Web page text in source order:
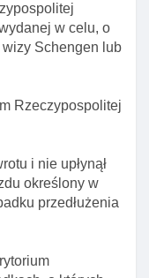
w celu, o
Schengen lub
Rzeczypospolitej
i nie upłynął
określony w
przedłużenia
pobyt czasowy
sezonową
ze
udzielenia
względu na inne
udzielenia
względu na inne